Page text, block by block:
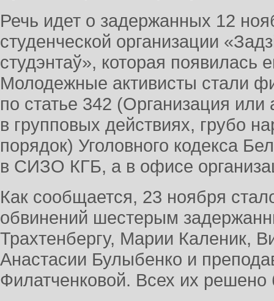
Речь идет о задержанных 12
студенческой организации
студэнтаў», которая появилась
Молодежные активисты стали
по статье 342 (Организация или
в групповых действиях, грубо
порядок) Уголовного кодекса
в СИЗО КГБ, а в офисе
Как сообщается, 23 ноября
обвинений шестерым
Трахтенбергу, Марии Каленик,
Анастасии Булыбенко и
Филатченковой. Всех их